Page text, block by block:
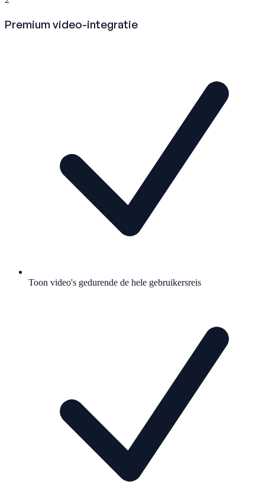
Premium video-integratie
Toon video's gedurende de hele gebruikersreis